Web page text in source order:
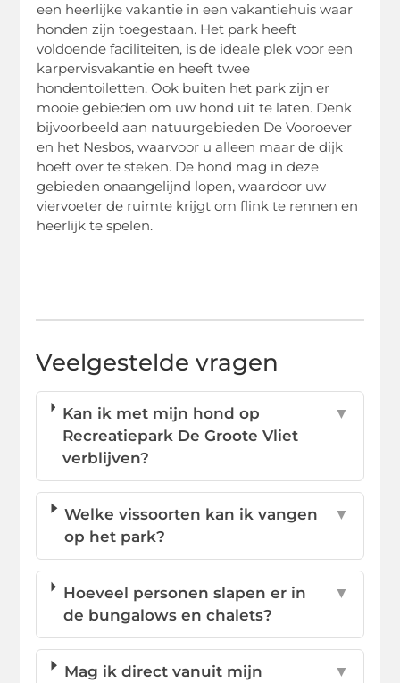
een heerlijke vakantie in een vakantiehuis waar
honden zijn toegestaan. Het park heeft
voldoende faciliteiten, is de ideale plek voor een
karpervisvakantie en heeft twee
hondentoiletten. Ook buiten het park zijn er
mooie gebieden om uw hond uit te laten. Denk
bijvoorbeeld aan natuurgebieden De Vooroever
en het Nesbos, waarvoor u alleen maar de dijk
hoeft over te steken. De hond mag in deze
gebieden onaangelijnd lopen, waardoor uw
viervoeter de ruimte krijgt om flink te rennen en
heerlijk te spelen.
Veelgestelde vragen
Kan ik met mijn hond op
Recreatiepark De Groote Vliet
verblijven?
▼
Welke vissoorten kan ik vangen
op het park?
▼
Hoeveel personen slapen er in
de bungalows en chalets?
▼
Mag ik direct vanuit mijn
▼